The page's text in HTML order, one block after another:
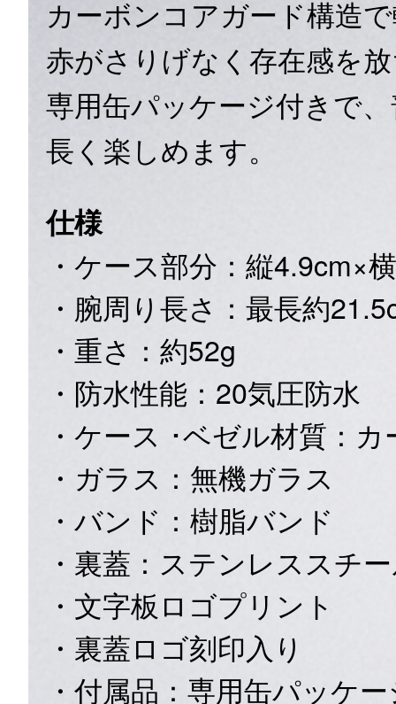
カーボンコアガード構造
赤がさりげなく存在感を
専用缶パッケージ付きで
長く楽しめます。
仕様
・ケース部分：縦4.9cm×
・腕周り長さ：最長約
・重さ：約52g
・防水性能：20気圧防水
・ケース ･ベゼル材質：
・ガラス：無機ガラス
・バンド：樹脂バンド
・裏蓋：ステンレススチ
・文字板ロゴプリント
・裏蓋ロゴ刻印入り
・付属品：専用缶パッケ